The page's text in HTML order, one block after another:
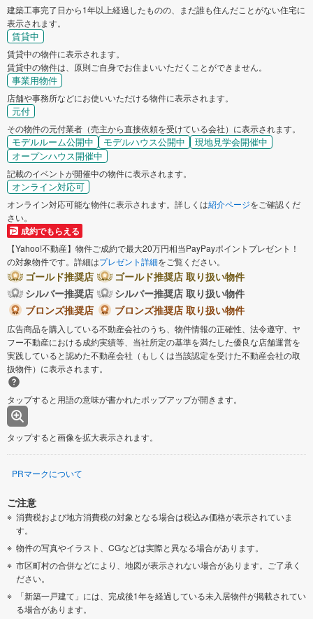
建築工事完了日から1年以上経過したものの、まだ誰も住んだことがない住宅に
表示されます。
賃貸中
賃貸中の物件に表示されます。
賃貸中の物件は、原則ご自身でお住まいいただくことができません。
事業用物件
店舗や事務所などにお使いいただける物件に表示されます。
元付
その物件の元付業者（売主から直接依頼を受けている会社）に表示されます。
モデルルーム公開中 モデルハウス公開中
現地見学会開催中
オープンハウス開催中
記載のイベントが開催中の物件に表示されます。
オンライン対応可
オンライン対応可能な物件に表示されます。詳しくは紹介ページをご確認くだ
さい。
成約でもらえる
【Yahoo!不動産】物件ご成約で最大20万円相当PayPayポイントプレゼント！
の対象物件です。詳細はプレゼント詳細をご覧ください。
ゴールド推奨店
ゴールド推奨店 取り扱い物件
シルバー推奨店
シルバー推奨店 取り扱い物件
ブロンズ推奨店
ブロンズ推奨店 取り扱い物件
広告商品を購入している不動産会社のうち、物件情報の正確性、法令遵守、ヤ
フー不動産における成約実績等、当社所定の基準を満たした優良な店舗運営を
実践していると認めた不動産会社（もしくは当該認定を受けた不動産会社の取
扱物件）に表示されます。
タップすると用語の意味が書かれたポップアップが開きます。
タップすると画像を拡大表示されます。
PRマークについて
ご注意
消費税および地方消費税の対象となる場合は税込み価格が表示されていま
す。
物件の写真やイラスト、CGなどは実際と異なる場合があります。
市区町村の合併などにより、地図が表示されない場合があります。ご了承く
ださい。
「新築一戸建て」には、完成後1年を経過している未入居物件が掲載されてい
る場合があります。